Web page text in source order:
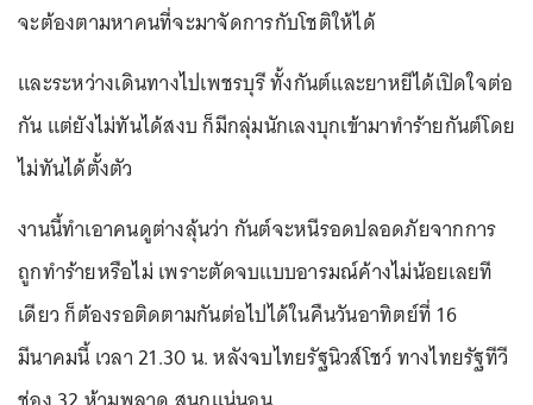
จะต้องตามหาคนที่จะมาจัดการกับโชติให้ได้
และระหว่างเดินทางไปเพชรบุรี ทั้งกันต์และยาหยีได้เปิดใจต่อ
กัน แต่ยังไม่ทันได้สงบ ก็มีกลุ่มนักเลงบุกเข้ามาทำร้ายกันต์โดย
ไม่ทันได้ตั้งตัว
งานนี้ทำเอาคนดูต่างลุ้นว่า กันต์จะหนีรอดปลอดภัยจากการ
ถูกทำร้ายหรือไม่ เพราะตัดจบแบบอารมณ์ค้างไม่น้อยเลยที
เดียว ก็ต้องรอติดตามกันต่อไปได้ในคืนวันอาทิตย์ที่ 16
มีนาคมนี้ เวลา 21.30 น. หลังจบไทยรัฐนิวส์โชว์ ทางไทยรัฐทีวี